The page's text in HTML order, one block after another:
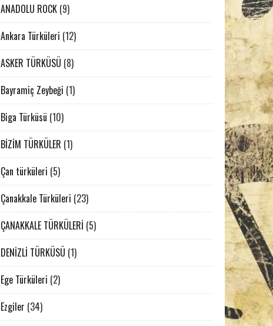
ANADOLU ROCK(9)
Ankara Türküleri (12)
ASKER TÜRKÜSÜ (8)
Bayramiç Zeybeği (1)
Biga Türküsü (10)
BİZİM TÜRKÜLER (1)
Çan türküleri (5)
Çanakkale Türküleri (23)
ÇANAKKALE TÜRKÜLERİ (5)
DENİZLİ TÜRKÜSÜ (1)
Ege Türküleri (2)
Ezgiler (34)